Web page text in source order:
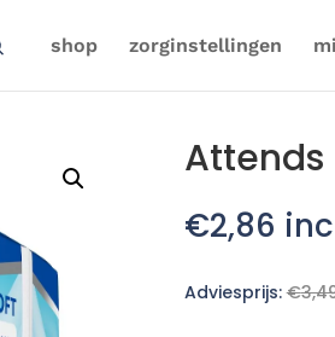
shop zorginstellingen
Attends
€2,86
Adviesprijs:€